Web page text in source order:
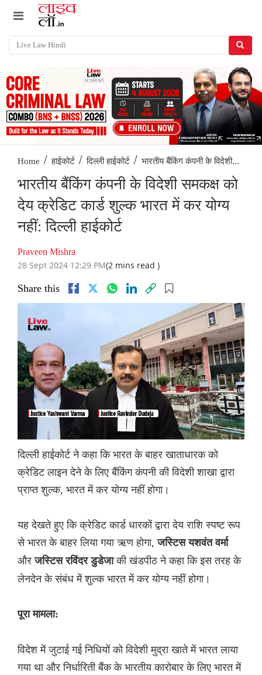
Home / हाईकोर्ट / दिल्ली हाईकोर्ट / भारतीय बैंकिंग कंपनी के विदेशी...
भारतीय बैंकिंग कंपनी के विदेशी समकक्ष को
देय क्रेडिट कार्ड शुल्क भारत में कर योग्य
नहीं: दिल्ली हाईकोर्ट
Praveen Mishra
28 Sept 2024 12:29 PM(2 mins read )
Share this
दिल्ली हाईकोर्ट ने कहा कि भारत के बाहर खाताधारक को
क्रेडिट लाइन देने के लिए बैंकिंग कंपनी की विदेशी शाखा द्वारा
प्राप्त शुल्क, भारत में कर योग्य नहीं होगा।
यह देखते हुए कि क्रेडिट कार्ड धारकों द्वारा देय राशि स्पष्ट रूप
से भारत के बाहर लिया गया ऋण होगा,जस्टिस यशवंत वर्मा
औरजस्टिस रविंदर डुडेजाकी खंडपीठ ने कहा कि इस तरह के
लेनदेन के संबंध में शुल्क भारत में कर योग्य नहीं होगा।
पूरा मामला:
विदेश में जुटाई गई निधियों को विदेशी मुद्रा खाते में भारत लाया
गया था और निर्धारिती बैंक के भारतीय कारोबार के लिए भारत में